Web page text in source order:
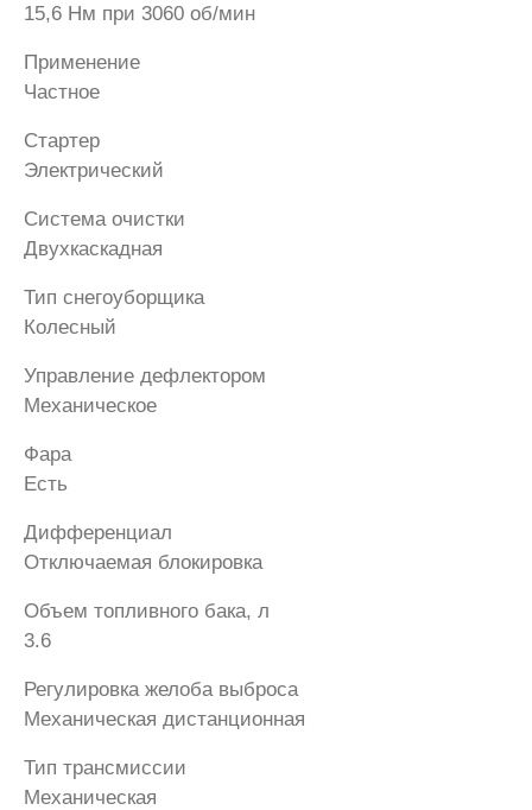
15,6 Нм при 3060 об/мин
Применение
Частное
Стартер
Электрический
Система очистки
Двухкаскадная
Тип снегоуборщика
Колесный
Управление дефлектором
Механическое
Фара
Есть
Дифференциал
Отключаемая блокировка
Объем топливного бака, л
3.6
Регулировка желоба выброса
Механическая дистанционная
Тип трансмиссии
Механическая